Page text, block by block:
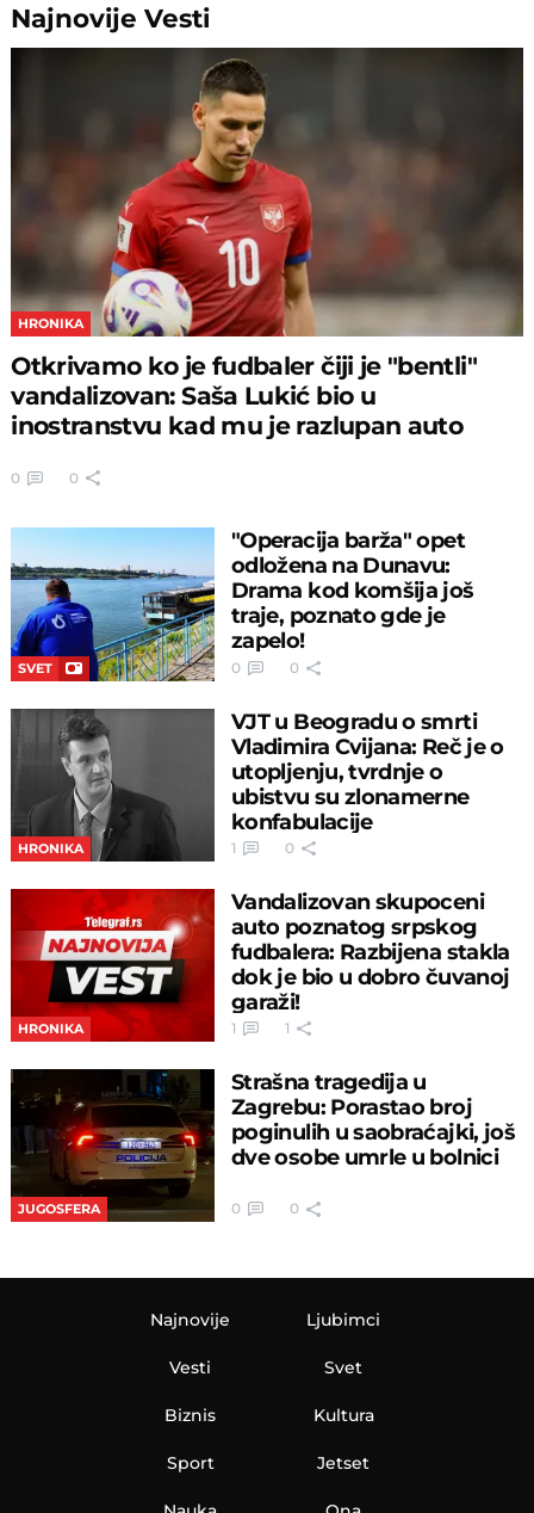
NajnovijeVesti
HRONIKA
Otkrivamo ko je fudbaler čiji je "bentli"
vandalizovan: Saša Lukić bio u
inostranstvu kad mu je razlupan auto
0 0
SVET
"Operacija barža" opet
odložena na Dunavu:
Drama kod komšija još
traje, poznato gde je
zapelo!
0 0
HRONIKA
VJT u Beogradu o smrti
Vladimira Cvijana: Reč je o
utopljenju, tvrdnje o
ubistvu su zlonamerne
konfabulacije
1 0
HRONIKA
Vandalizovan skupoceni
auto poznatog srpskog
fudbalera: Razbijena stakla
dok je bio u dobro čuvanoj
garaži!
1 1
JUGOSFERA
Strašna tragedija u
Zagrebu: Porastao broj
poginulih u saobraćajki, još
dve osobe umrle u bolnici
0 0
Najnovije
Vesti
Biznis
Sport
Ljubimci
Svet
Kultura
Jetset